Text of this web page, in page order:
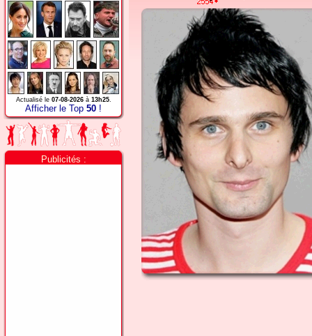
Actualisé le 07-08-2026à 13h25.
Afficher le Top 50 !
Publicités :